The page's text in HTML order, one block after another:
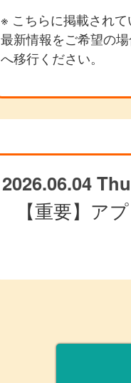
※ こちらに掲載され
最新情報をご希望の
へ移行ください。
2026.06.04 Thu
【重要】ア